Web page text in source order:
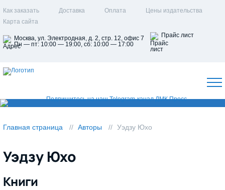
Как заказать Доставка Оплата
Цены издательства
Карта сайта
Москва, ул. Электродная, д. 2, стр. 12, офис 7
Пн — пт: 10:00 — 19:00, сб: 10:00 — 17:00
Прайс лист
Главная страница Авторы Уэдзу Юхо
Уэдзу Юхо
Книги